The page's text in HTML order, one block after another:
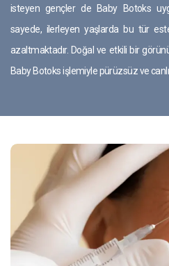
isteyen gençler de Baby Botoks
sayede, ilerleyen yaşlarda bu tür
azaltmaktadır. Doğal ve etkili bir
Baby Botoks işlemiyle pürüzsüz ve